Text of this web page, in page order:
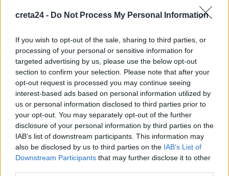
creta24 - Do Not Process My Personal Information
If you wish to opt-out of the sale, sharing to third parties, or
processing of your personal or sensitive information for
targeted advertising by us, please use the below opt-out
section to confirm your selection. Please note that after your
opt-out request is processed you may continue seeing
interest-based ads based on personal information utilized by
us or personal information disclosed to third parties prior to
your opt-out. You may separately opt-out of the further
disclosure of your personal information by third parties on the
IAB’s list of downstream participants. This information may
also be disclosed by us to third parties on the IAB’s List of
Downstream Participants that may further disclose it to other
7 Αυγούστου, 2026
Θέουτα: Εκατοντάδες ασυνόδευτα παιδιά μεταναστών
εκτεθειμένα σε κάθε μορφή κακοποίησης
7 Αυγούστου, 2026
TRENDING
#ΓΟΝΙΚΕΣ ΠΑΡΟΧΕΣ # ΑΦΟΡΟΛΟΓΗΤΟ # ΡΑΝΤΑΡ
#ΑΕΡΟΔΡΟΜΙΟ ΚΑΣΤΕΛΛΙΟΥ